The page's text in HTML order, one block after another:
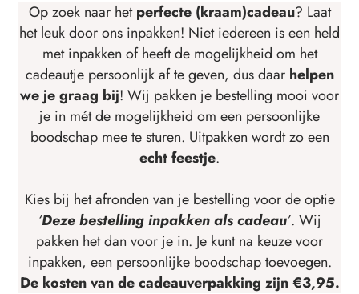
Op zoek naar hetperfecte (kraam)cadeau? Laat
het leuk door ons inpakken! Niet iedereen is een held
met inpakken of heeft de mogelijkheid om het
cadeautje persoonlijk af te geven, dus daar helpen
we je graag bij! Wij pakken je bestelling mooi voor
je in mét de mogelijkheid om een persoonlijke
boodschap mee te sturen. Uitpakken wordt zo een
echt feestje.
Kies bij het afronden van je bestelling voor de optie
‘Deze bestelling inpakken als cadeau’. Wij
pakken het dan voor je in. Je kunt na keuze voor
inpakken, een persoonlijke boodschap toevoegen.
De kosten van de cadeauverpakking zijn €3,95.